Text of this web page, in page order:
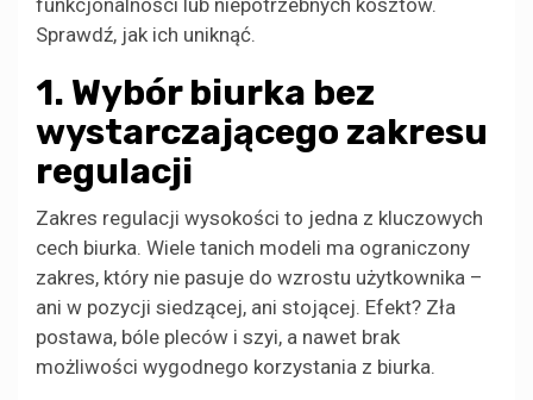
Sprawdź, jak ich uniknąć.
1. Wybór biurka bez
wystarczającego zakresu
regulacji
Zakres regulacji wysokości to jedna z kluczowych
cech biurka. Wiele tanich modeli ma ograniczony
zakres, który nie pasuje do wzrostu użytkownika –
ani w pozycji siedzącej, ani stojącej. Efekt? Zła
postawa, bóle pleców i szyi, a nawet brak
możliwości wygodnego korzystania z biurka.